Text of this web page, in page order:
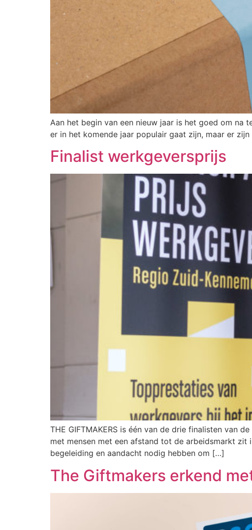
Aan het begin van een nieuw jaar is het goed om
er in het komende jaar populair gaat zijn, maar er
Finalist werkgeversprijs
THE GIFTMAKERS is één van de drie finalisten van
met mensen met een afstand tot de arbeidsmarkt
begeleiding en aandacht nodig hebben om […]
The Giftmakers erkend